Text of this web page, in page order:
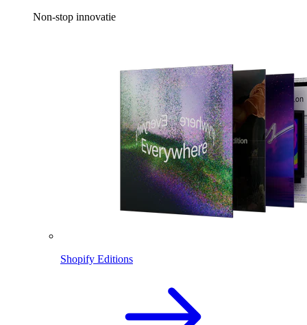
Non-stop innovatie
Shopify Editions